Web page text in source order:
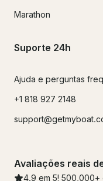
Marathon
Suporte 24h
Ajuda e perguntas
+1 818 927 2148
Avaliações reais
4.9 em 5! 500,000+